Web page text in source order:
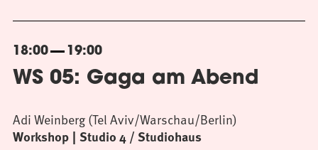
18:00 19:00
WS 05: Gaga am Abend
Workshop Studio 4 / Studiohaus
Adi Weinberg (Tel Aviv/Warschau/Berlin)